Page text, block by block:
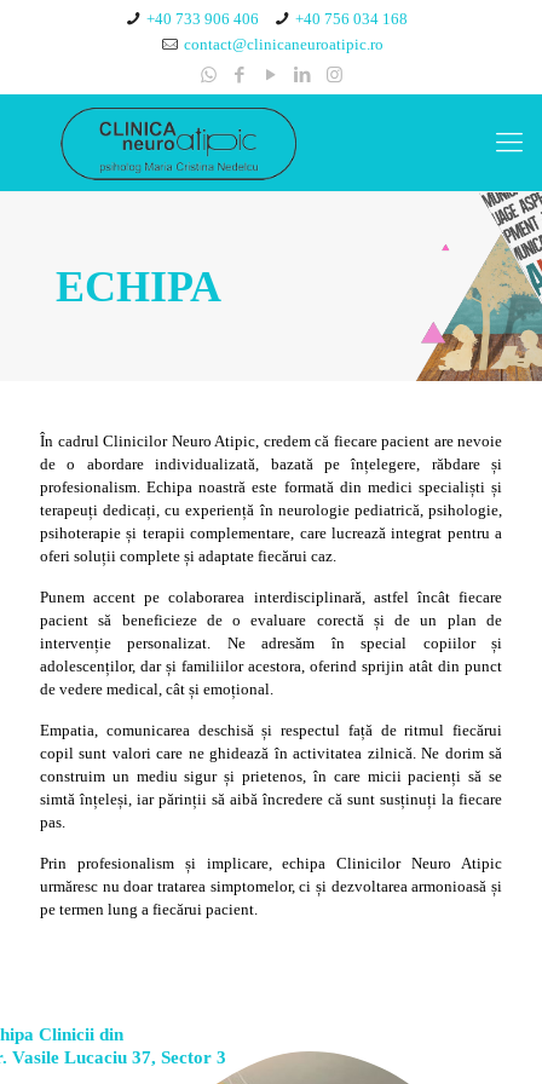
+40 733 906 406
+40 756 034 168
contact@clinicaneuroatipic.ro
ECHIPA
În cadrul Clinicilor Neuro Atipic, credem că fiecare pacient are nevoie
de o abordare individualizată, bazată pe înțelegere, răbdare și
profesionalism. Echipa noastră este formată din medici specialiști și
terapeuți dedicați, cu experiență în neurologie pediatrică, psihologie,
psihoterapie și terapii complementare, care lucrează integrat pentru a
oferi soluții complete și adaptate fiecărui caz.
Punem accent pe colaborarea interdisciplinară, astfel încât fiecare
pacient să beneficieze de o evaluare corectă și de un plan de
intervenție personalizat. Ne adresăm în special copiilor și
adolescenților, dar și familiilor acestora, oferind sprijin atât din punct
de vedere medical, cât și emoțional.
Empatia, comunicarea deschisă și respectul față de ritmul fiecărui
copil sunt valori care ne ghidează în activitatea zilnică. Ne dorim să
construim un mediu sigur și prietenos, în care micii pacienți să se
simtă înțeleși, iar părinții să aibă încredere că sunt susținuți la fiecare
pas.
Prin profesionalism și implicare, echipa Clinicilor Neuro Atipic
urmăresc nu doar tratarea simptomelor, ci și dezvoltarea armonioasă și
pe termen lung a fiecărui pacient.
Clinicii din
Vasile Lucaciu 37, Sector 3